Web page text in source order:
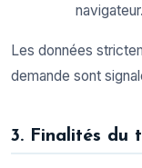
navigateur.
Les données
demande sont
3. Finalités du